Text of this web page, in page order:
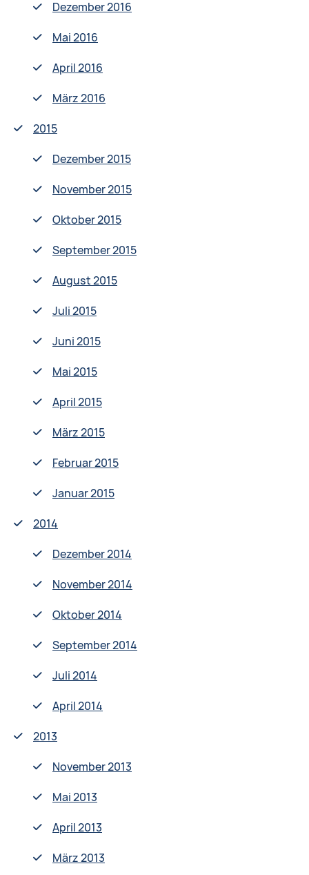
Dezember 2016
Mai 2016
April 2016
März 2016
2015
Dezember 2015
November 2015
Oktober 2015
September 2015
August 2015
Juli 2015
Juni 2015
Mai 2015
April 2015
März 2015
Februar 2015
Januar 2015
2014
Dezember 2014
November 2014
Oktober 2014
September 2014
Juli 2014
April 2014
2013
November 2013
Mai 2013
April 2013
März 2013